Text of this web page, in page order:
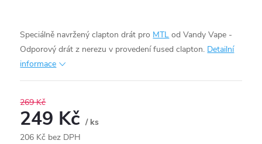
Speciálně navržený clapton drát pro MTL od Vandy Vape -
Odporový drát z nerezu v provedení fused clapton. Detailní
informace
269 Kč
249 Kč/ ks
206 Kč bez DPH